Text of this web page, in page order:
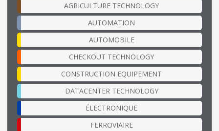
AGRICULTURE TECHNOLOGY
AUTOMATION
AUTOMOBILE
CHECKOUT TECHNOLOGY
CONSTRUCTION EQUIPEMENT
DATACENTER TECHNOLOGY
ÉLECTRONIQUE
FERROVIAIRE